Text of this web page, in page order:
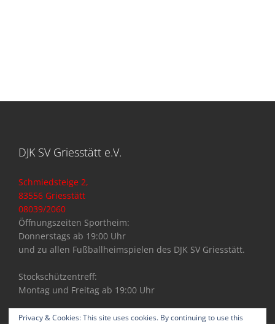
DJK SV Griesstätt e.V.
Schmiedsteige 2,
83556 Griesstätt
08039/2060
Öffnungszeiten Sportheim:
Donnerstags ab 19:00 Uhr
und zu allen Fußballheimspielen des DJK SV Griesstätt.
Stockschützentreff:
Montag und Freitag ab 19:00 Uhr
Privacy & Cookies: This site uses cookies. By continuing to use this